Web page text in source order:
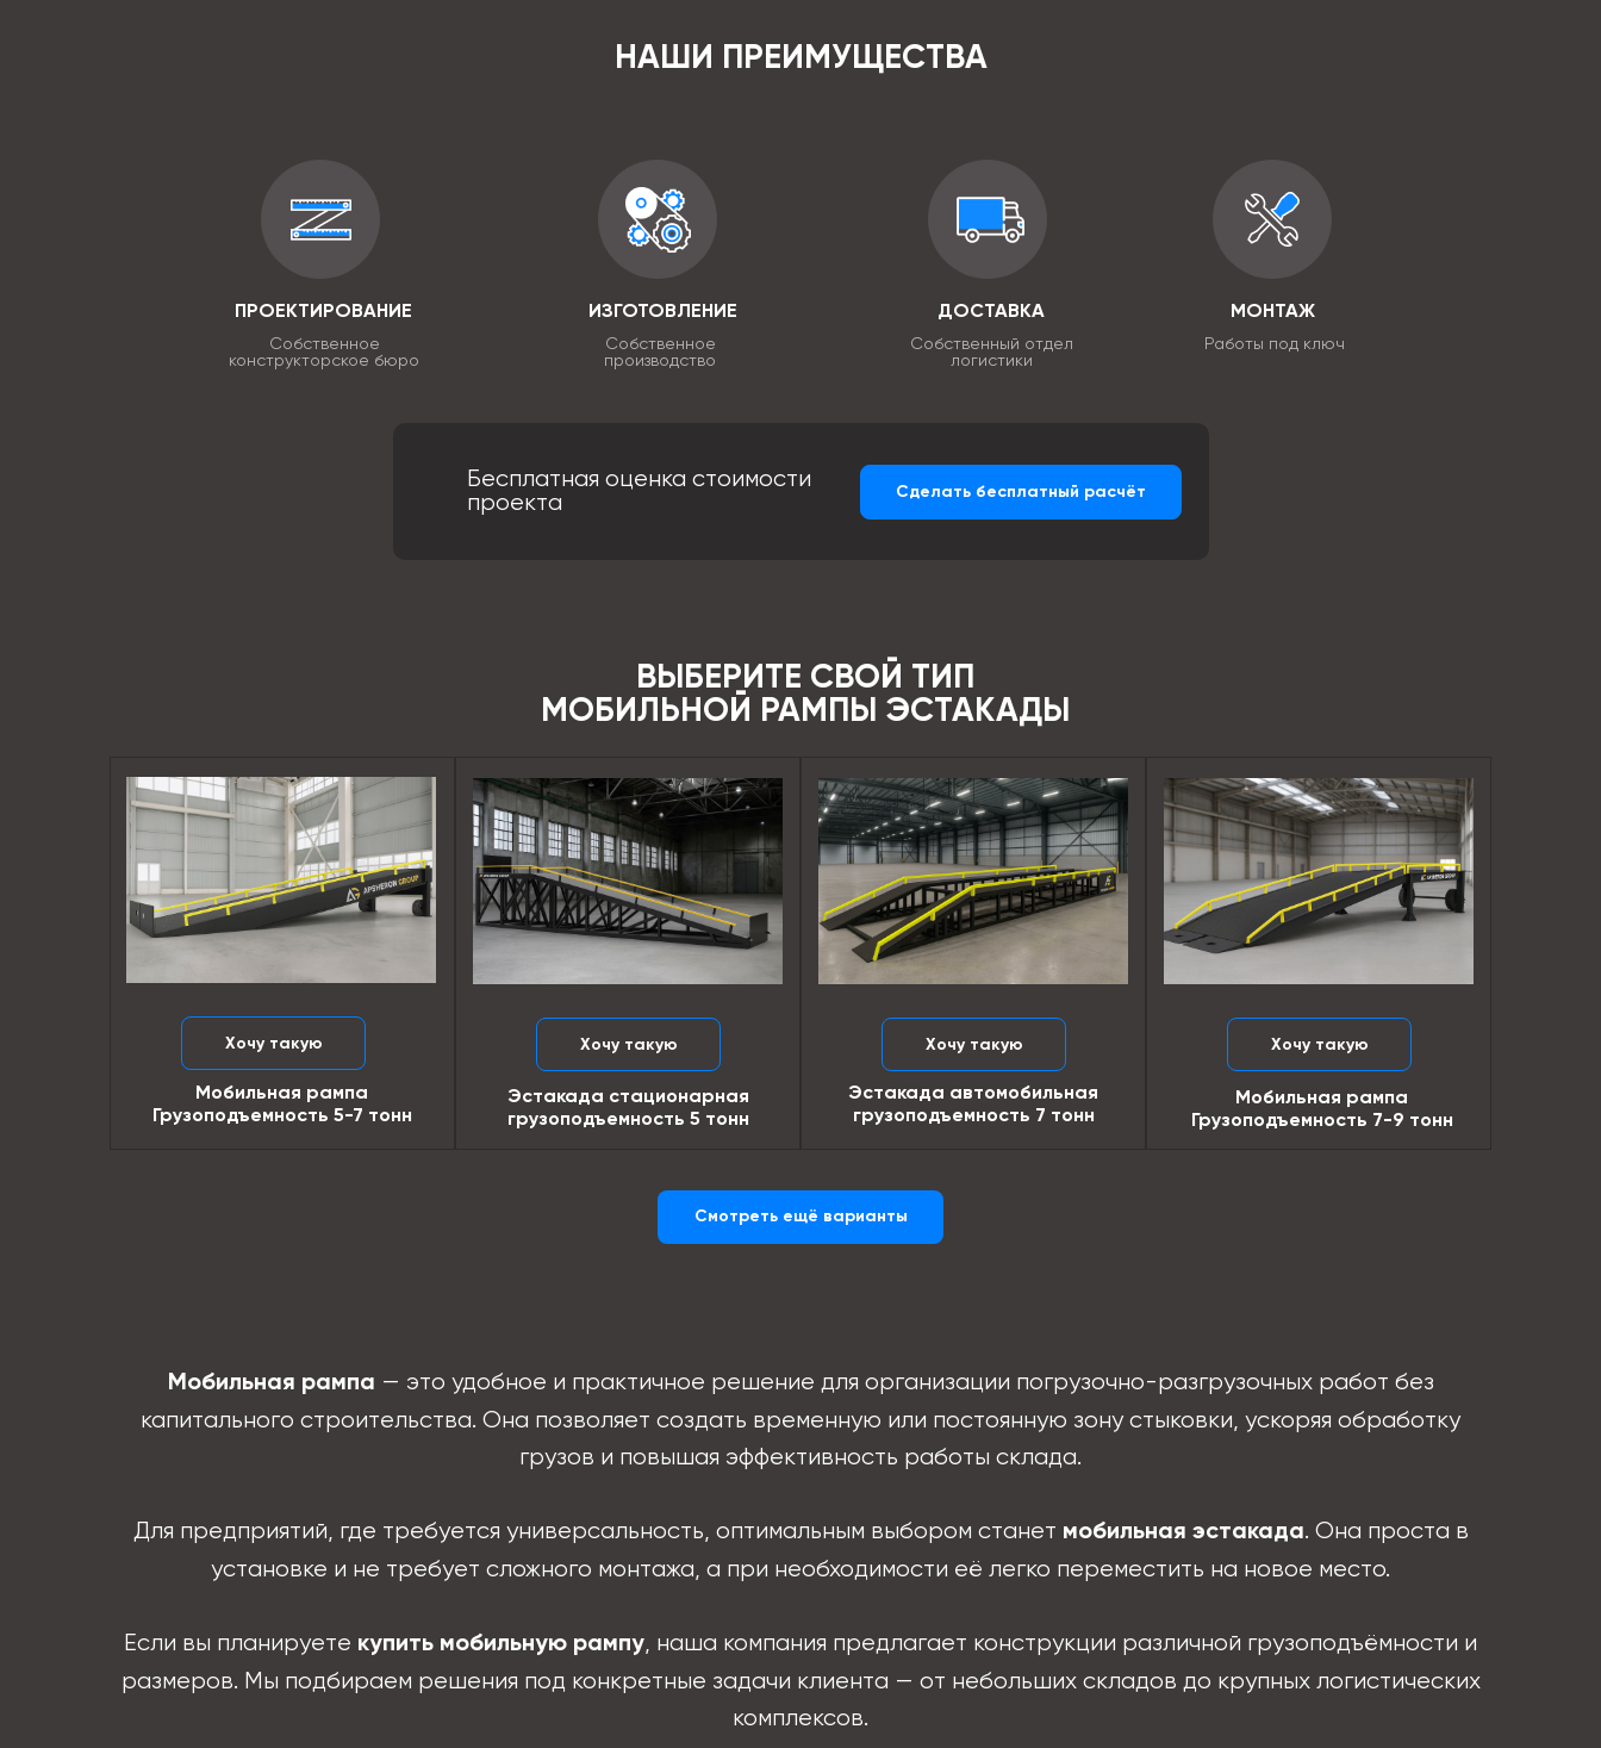
НАШИ ПРЕИМУЩЕСТВА
ПРОЕКТИРОВАНИЕ
Собственное
конструкторское бюро
ИЗГОТОВЛЕНИЕ
Собственное
производство
ДОСТАВКА
Собственный отдел
логистики
МОНТАЖ
Работы под ключ
Бесплатная оценка стоимости
проекта
Сделать бесплатный расчёт
ВЫБЕРИТЕ СВОЙ ТИП
МОБИЛЬНОЙ РАМПЫ ЭСТАКАДЫ
Хочу такую
Мобильная рампа
Грузоподъемность 7-9 тонн
Хочу такую
Эстакада автомобильная
грузоподъемность 7 тонн
Хочу такую
Эстакада стационарная
грузоподъемность 5 тонн
Хочу такую
Мобильная рампа
Грузоподъемность 5-7 тонн
Смотреть ещё варианты
Мобильная рампа — это удобное и практичное решение для организации погрузочно-разгрузочных работ без
капитального строительства. Она позволяет создать временную или постоянную зону стыковки, ускоряя обработку
грузов и повышая эффективность работы склада.
Для предприятий, где требуется универсальность, оптимальным выбором станет мобильная эстакада. Она проста в
установке и не требует сложного монтажа, а при необходимости её легко переместить на новое место.
Если вы планируете купить мобильную рампу, наша компания предлагает конструкции различной грузоподъёмности и
размеров. Мы подбираем решения под конкретные задачи клиента — от небольших складов до крупных логистических
комплексов.